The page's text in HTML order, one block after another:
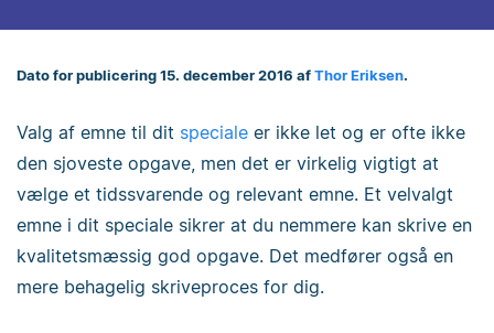
Dato for publicering 15. december 2016 af Thor Eriksen.
Valg af emne til dit speciale er ikke let og er ofte ikke
den sjoveste opgave, men det er virkelig vigtigt at
vælge et tidssvarende og relevant emne. Et velvalgt
emne i dit speciale sikrer at du nemmere kan skrive en
kvalitetsmæssig god opgave. Det medfører også en
mere behagelig skriveproces for dig.